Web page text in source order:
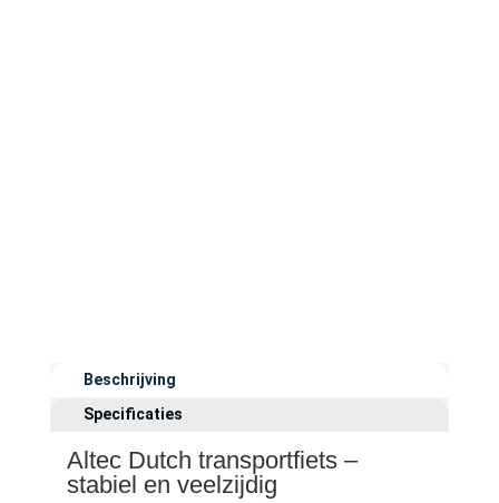
Beschrijving
Specificaties
Altec Dutch transportfiets –
stabiel en veelzijdig